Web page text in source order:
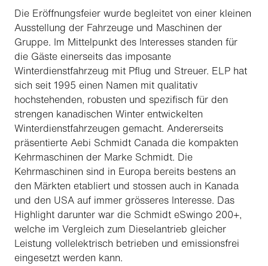
Die Eröffnungsfeier wurde begleitet von einer kleinen
Ausstellung der Fahrzeuge und Maschinen der
Gruppe. Im Mittelpunkt des Interesses standen für
die Gäste einerseits das imposante
Winterdienstfahrzeug mit Pflug und Streuer. ELP hat
sich seit 1995 einen Namen mit qualitativ
hochstehenden, robusten und spezifisch für den
strengen kanadischen Winter entwickelten
Winterdienstfahrzeugen gemacht. Andererseits
präsentierte Aebi Schmidt Canada die kompakten
Kehrmaschinen der Marke Schmidt. Die
Kehrmaschinen sind in Europa bereits bestens an
den Märkten etabliert und stossen auch in Kanada
und den USA auf immer grösseres Interesse. Das
Highlight darunter war die Schmidt eSwingo 200+,
welche im Vergleich zum Dieselantrieb gleicher
Leistung vollelektrisch betrieben und emissionsfrei
eingesetzt werden kann.